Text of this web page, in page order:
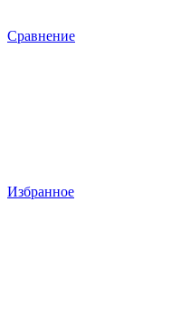
Сравнение
Избранное